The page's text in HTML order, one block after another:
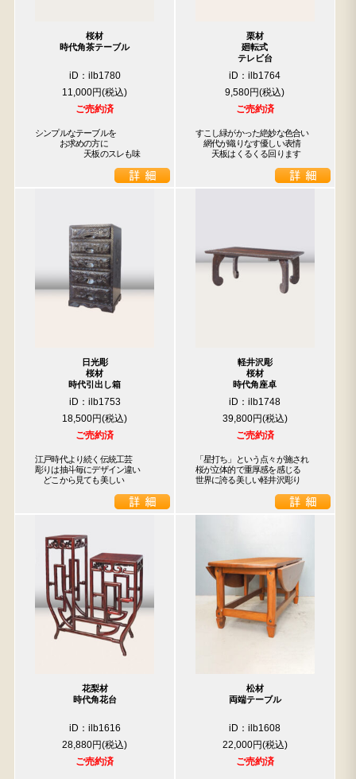
桜材
時代角茶テーブル
iD：ilb1780
11,000円
ご売約済
シンプルなテーブルを
お求めの方に
天板のスレも味
栗材
廻転式
テレビ台
iD：ilb1764
9,580円
ご売約済
すこし緑がかった絶妙な色合い
網代が織りなす優しい表情
天板はくるくる回ります
日光彫
桜材
時代引出し箱
iD：ilb1753
18,500円
ご売約済
江戸時代より続く伝統工芸
彫りは抽斗毎にデザイン違い
どこから見ても美しい
軽井沢彫
桜材
時代角座卓
iD：ilb1748
39,800円
ご売約済
「星打ち」という点々が施され
桜が立体的で重厚感を感じる
世界に誇る美しい軽井沢彫り
花梨材
時代角花台
iD：ilb1616
28,880円
ご売約済
松材
両端テーブル
iD：ilb1608
22,000円
ご売約済